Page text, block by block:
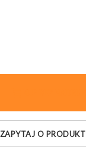
ZAPYTAJ O PRODUKT